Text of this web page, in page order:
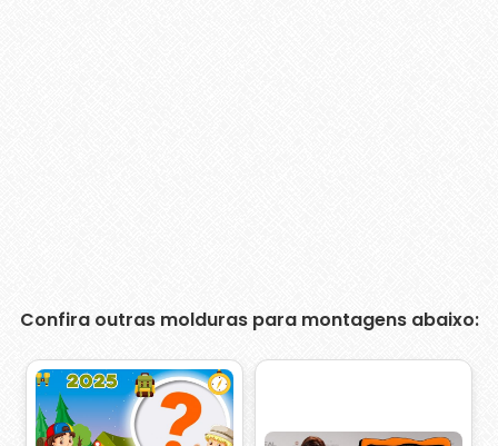
Confira outras molduras para montagens abaixo: